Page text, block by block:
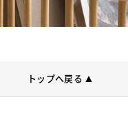
トップへ戻る ▲